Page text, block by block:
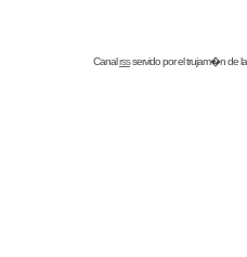
Canalrssservido por eltrujam�nde